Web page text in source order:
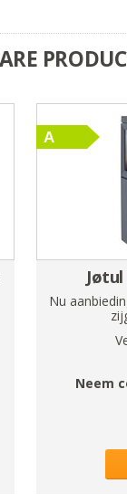
Nu
Neem